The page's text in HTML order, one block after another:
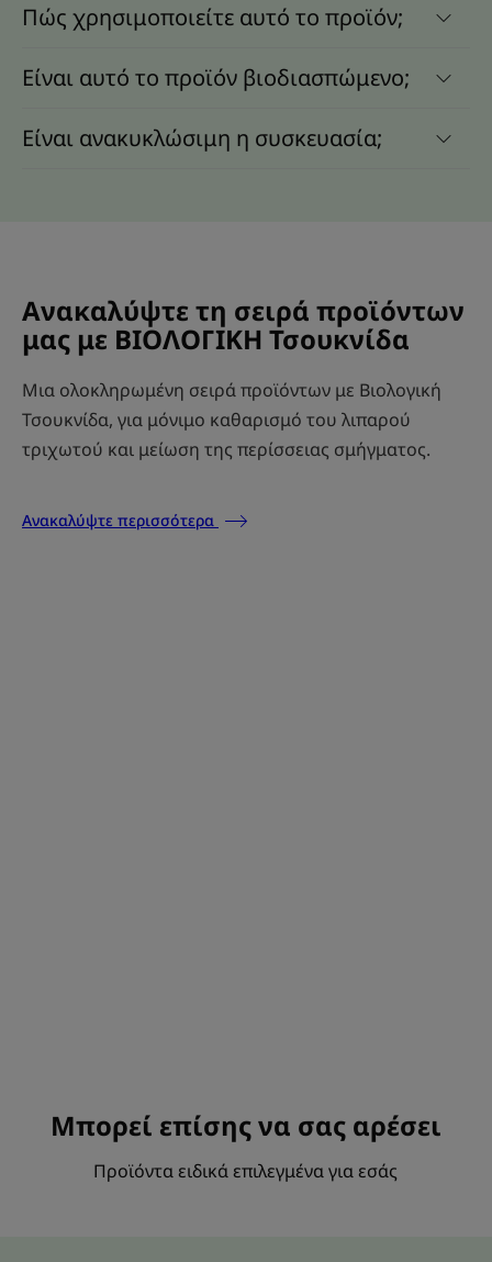
Πώς χρησιμοποιείτε αυτό το προϊόν;
Είναι αυτό το προϊόν βιοδιασπώμενο;
Είναι ανακυκλώσιμη η συσκευασία;
Ανακαλύψτε τη σειρά προϊόντων
μας με ΒΙΟΛΟΓΙΚΗ Τσουκνίδα
Μια ολοκληρωμένη σειρά προϊόντων με Βιολογική
Τσουκνίδα, για μόνιμο καθαρισμό του λιπαρού
τριχωτού και μείωση της περίσσειας σμήγματος.
Ανακαλύψτε περισσότερα
Μπορεί επίσης να σας αρέσει
Προϊόντα ειδικά επιλεγμένα για εσάς